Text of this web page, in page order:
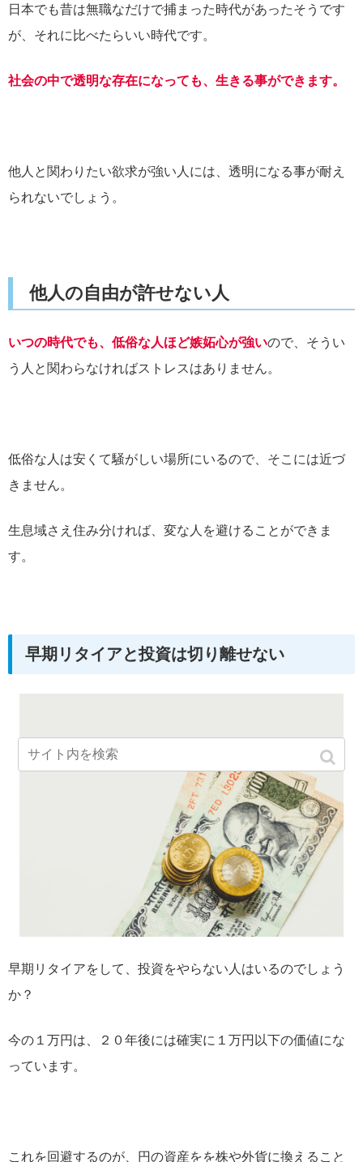
日本でも昔は無職なだけで捕まった時代があったそうです
が、それに比べたらいい時代です。
社会の中で透明な存在になっても、生きる事ができます。
他人と関わりたい欲求が強い人には、透明になる事が耐え
られないでしょう。
他人の自由が許せない人
いつの時代でも、低俗な人ほど嫉妬心が強いので、そうい
う人と関わらなければストレスはありません。
低俗な人は安くて騒がしい場所にいるので、そこには近づ
きません。
生息域さえ住み分ければ、変な人を避けることができま
す。
早期リタイアと投資は切り離せない
早期リタイアをして、投資をやらない人はいるのでしょう
か？
今の１万円は、２０年後には確実に１万円以下の価値にな
っています。
これを回避するのが、円の資産をを株や外貨に換えること